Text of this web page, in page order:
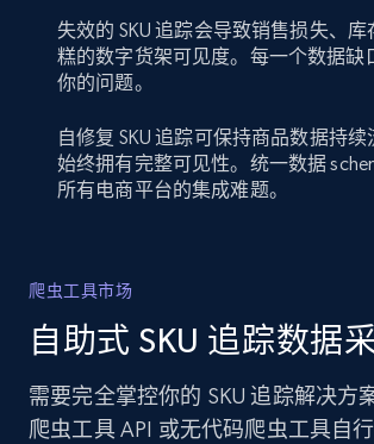
失效的 SKU 追踪会导致销售损失、
糕的数字货架可见度。每一个数据缺
你的问题。
自修复 SKU 追踪可保持商品数据持
始终拥有完整可见性。统一数据
所有电商平台的集成难题。
爬虫工具市场
自助式 SKU 追踪数据
需要完全掌控你的 SKU 追踪解决方
爬虫工具 API 或无代码爬虫工具自